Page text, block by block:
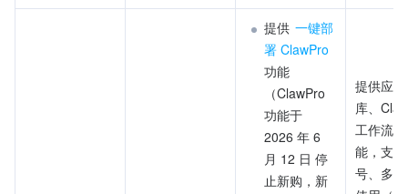
提供 一键部
署 ClawPro
功能
（ClawPro
功能于
2026 年 6
月 12 日 停
止新购，新
提供应
库、
工作流
能，支
号、多